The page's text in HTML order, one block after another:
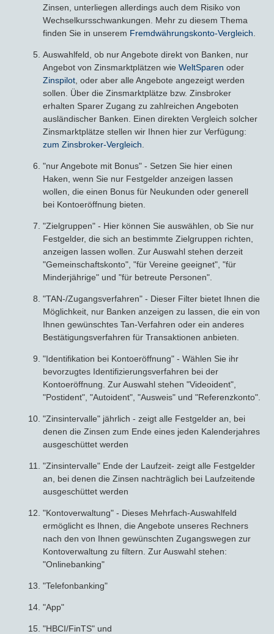
Zinsen, unterliegen allerdings auch dem Risiko von
Wechselkursschwankungen. Mehr zu diesem Thema
finden Sie in unserem Fremdwährungskonto-Vergleich
Auswahlfeld, ob nur Angebote direkt von Banken, nur
Angebot von Zinsmarktplätzen wie WeltSparen oder
Zinspilot , oder aber alle Angebote angezeigt werden
sollen. Über die Zinsmarktplätze bzw. Zinsbroker
erhalten Sparer Zugang zu zahlreichen Angeboten
ausländischer Banken. Einen direkten Vergleich solcher
Zinsmarktplätze stellen wir Ihnen hier zur Verfügung:
zum Zinsbroker-Vergleich
"nur Angebote mit Bonus" - Setzen Sie hier einen
Haken, wenn Sie nur Festgelder anzeigen lassen
wollen, die einen Bonus für Neukunden oder generell
bei Kontoeröffnung bieten.
"Zielgruppen" - Hier können Sie auswählen, ob Sie nur
Festgelder, die sich an bestimmte Zielgruppen richten,
anzeigen lassen wollen. Zur Auswahl stehen derzeit
"Gemeinschaftskonto", "für Vereine geeignet", "für
Minderjährige" und "für betreute Personen".
"TAN-/Zugangsverfahren" - Dieser Filter bietet Ihnen die
Möglichkeit, nur Banken anzeigen zu lassen, die ein von
Ihnen gewünschtes Tan-Verfahren oder ein anderes
Bestätigungsverfahren für Transaktionen anbieten.
"Identifikation bei Kontoeröffnung" - Wählen Sie ihr
bevorzugtes Identifizierungsverfahren bei der
Kontoeröffnung. Zur Auswahl stehen "Videoident",
"Postident", "Autoident", "Ausweis" und "Referenzkonto".
"Zinsintervalle" jährlich - zeigt alle Festgelder an, bei
denen die Zinsen zum Ende eines jeden Kalenderjahres
ausgeschüttet werden
"Zinsintervalle" Ende der Laufzeit- zeigt alle Festgelder
an, bei denen die Zinsen nachträglich bei Laufzeitende
ausgeschüttet werden
"Kontoverwaltung" - Dieses Mehrfach-Auswahlfeld
ermöglicht es Ihnen, die Angebote unseres Rechners
nach den von Ihnen gewünschten Zugangswegen zur
Kontoverwaltung zu filtern. Zur Auswahl stehen:
"Onlinebanking"
"Telefonbanking"
"App"
"HBCI/FinTS" und